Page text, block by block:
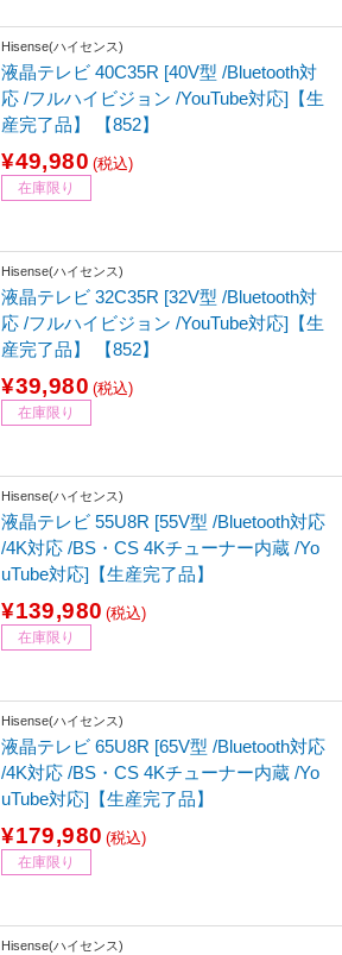
Hisense(ハイセンス)
液晶テレビ 40C35R [40V型 /Bluetooth対
応 /フルハイビジョン /YouTube対応]【生
産完了品】 【852】
¥49,980 (税込)
在庫限り
Hisense(ハイセンス)
液晶テレビ 32C35R [32V型 /Bluetooth対
応 /フルハイビジョン /YouTube対応]【生
産完了品】 【852】
¥39,980 (税込)
在庫限り
Hisense(ハイセンス)
液晶テレビ 55U8R [55V型 /Bluetooth対応
/4K対応 /BS・CS 4Kチューナー内蔵 /Yo
uTube対応]【生産完了品】
¥139,980 (税込)
在庫限り
Hisense(ハイセンス)
液晶テレビ 65U8R [65V型 /Bluetooth対応
/4K対応 /BS・CS 4Kチューナー内蔵 /Yo
uTube対応]【生産完了品】
¥179,980 (税込)
在庫限り
Hisense(ハイセンス)